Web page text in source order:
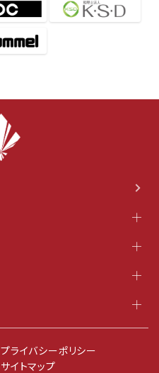
プライバシーポリシー
サイトマップ